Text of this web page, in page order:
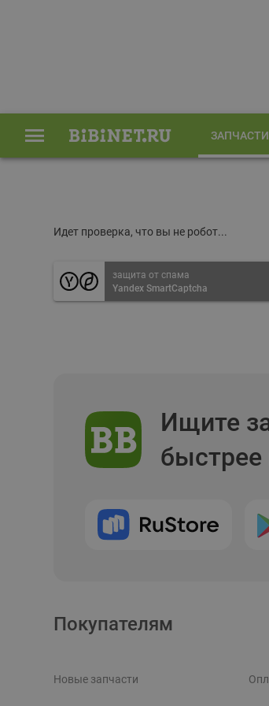
ЗАПЧАСТИ
Идет проверка, что вы не робот...
защита от спама
Yandex SmartCaptcha
Ищите
Покупателям
Новые запчасти